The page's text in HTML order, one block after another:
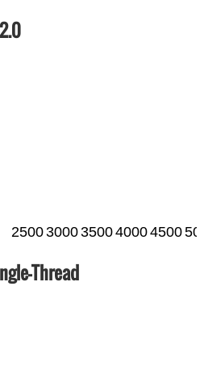
25003000350040004500
Thread